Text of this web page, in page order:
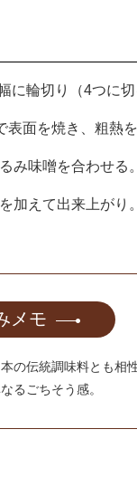
に輪切り（4つに切
面を焼き、粗熱
味噌を合わせる。
加えて出来上がり。
メモ
の伝統調味料とも相
るごちそう感。